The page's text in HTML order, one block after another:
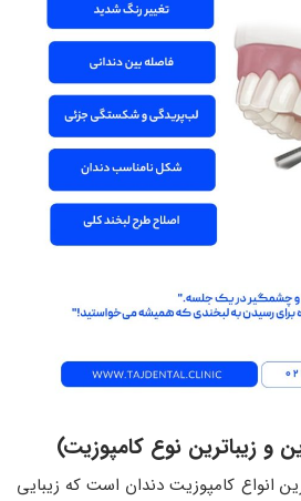
و زیباترین نوع کامپوزیت)
انواع کامپوزیت دندان است که زیبایی